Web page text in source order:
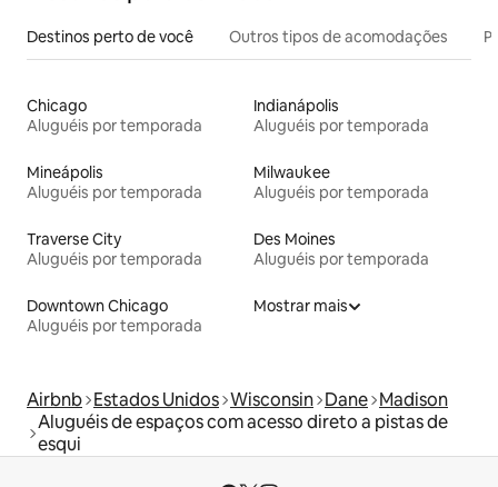
Destinos perto de você Outros tipos de acomodações
Chicago
Aluguéis por temporada
Indianápolis
Aluguéis por temporada
Mineápolis
Aluguéis por temporada
Milwaukee
Aluguéis por temporada
Traverse City
Aluguéis por temporada
Des Moines
Aluguéis por temporada
Downtown Chicago
Aluguéis por temporada
Mostrar mais
Airbnb Estados Unidos Wisconsin Dane Madison
Aluguéis de espaços com acesso direto a pistas de
esqui